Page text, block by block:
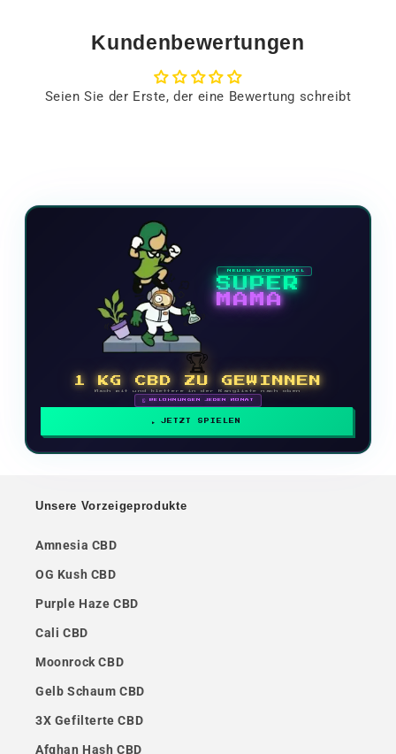
Kundenbewertungen
Seien Sie der Erste, der eine Bewertung schreibt
NEUES VIDEOSPIEL
SUPER
MAMA
🏆
1 KG CBD ZU GEWINNEN
Mach mit und klettere in der Rangliste nach oben
🗓 BELOHNUNGEN JEDEN MONAT
JETZT SPIELEN
Unsere Vorzeigeprodukte
Amnesia CBD
OG Kush CBD
Purple Haze CBD
Cali CBD
Moonrock CBD
Gelb Schaum CBD
3X Gefilterte CBD
Afghan Hash CBD